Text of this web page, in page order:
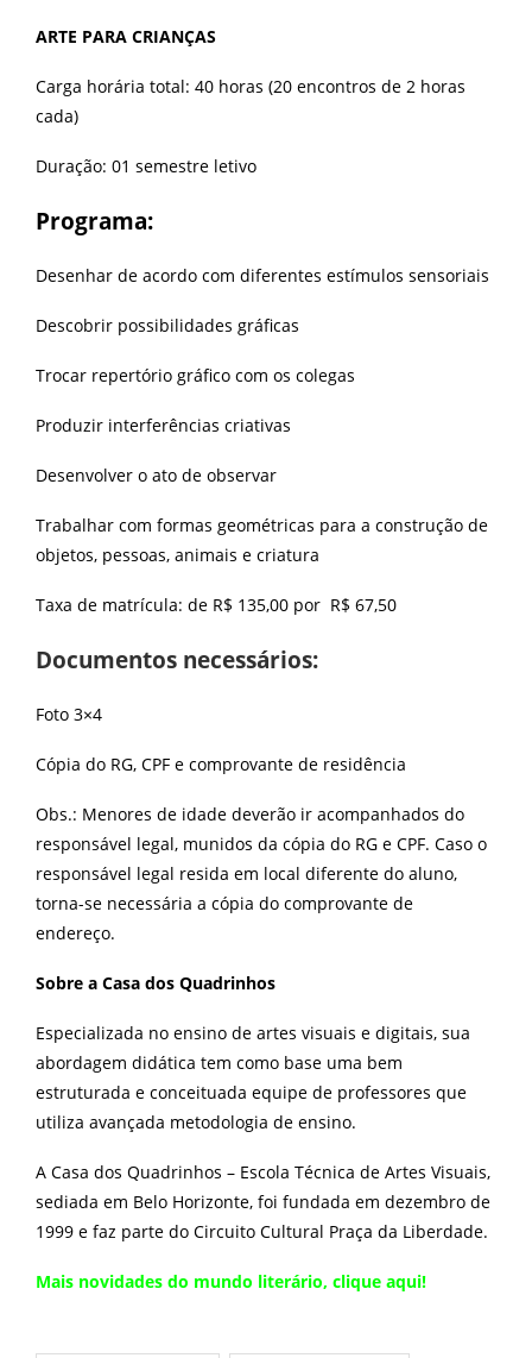
ARTE PARA CRIANÇAS
Carga horária total: 40 horas (20 encontros de 2 horas
cada)
Duração: 01 semestre letivo
Programa:
Desenhar de acordo com diferentes estímulos sensoriais
Descobrir possibilidades gráficas
Trocar repertório gráfico com os colegas
Produzir interferências criativas
Desenvolver o ato de observar
Trabalhar com formas geométricas para a construção de
objetos, pessoas, animais e criatura
Taxa de matrícula: de R$ 135,00 por R$ 67,50
Documentos necessários:
Foto 3×4
Cópia do RG, CPF e comprovante de residência
Obs.: Menores de idade deverão ir acompanhados do
responsável legal, munidos da cópia do RG e CPF. Caso o
responsável legal resida em local diferente do aluno,
torna-se necessária a cópia do comprovante de
endereço.
Sobre a Casa dos Quadrinhos
Especializada no ensino de artes visuais e digitais, sua
abordagem didática tem como base uma bem
estruturada e conceituada equipe de professores que
utiliza avançada metodologia de ensino.
A Casa dos Quadrinhos – Escola Técnica de Artes Visuais,
sediada em Belo Horizonte, foi fundada em dezembro de
1999 e faz parte do Circuito Cultural Praça da Liberdade.
Mais novidades do mundo literário, clique aqui!